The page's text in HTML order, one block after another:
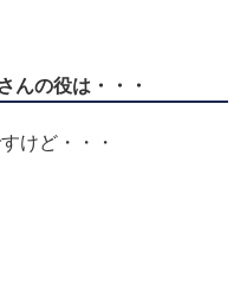
んの役は・・・
けど・・・